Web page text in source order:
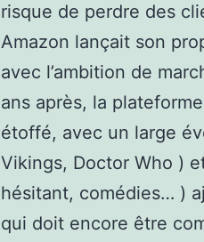
risque de perdre des
Amazon lançait son
avec l’ambition de
ans après, la
étoffé, avec un large
Vikings, Doctor Who )
hésitant, comédies… )
qui doit encore être